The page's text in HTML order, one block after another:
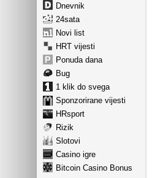
Dnevnik
24sata
Novi list
HRT vijesti
Ponuda dana
Bug
1 klik do svega
Sponzorirane vijesti
HRsport
Rizik
Slotovi
Casino igre
Bitcoin Casino Bonus